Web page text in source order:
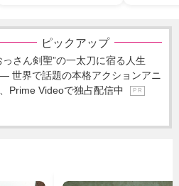
ピックアップ
っさん剣聖”の一太刀に宿る人生
世界で話題の本格アクションアニ
Prime Videoで独占配信中
P R